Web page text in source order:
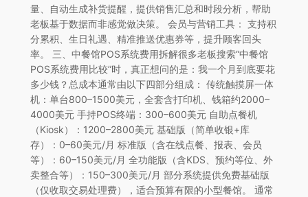
量、自动生成补货提醒，提供销售汇总和时段分析，帮助
老板基于数据而非感觉做决策。 会员与营销工具： 支持积
分累积、生日礼遇、精准推送优惠券等，提升顾客回头
率。 三、中餐馆POS系统费用拆解很多老板搜索“中餐馆
POS系统费用比较”时，真正想问的是：我一个月到底要花
多少钱？总成本通常由以下四部分组成： 传统触摸屏一体
机：单台800–1500美元，全套含打印机、钱箱约2000–
4000美元 手持POS终端：300–600美元 自助点餐机
（Kiosk）：1200–2800美元 基础版（简单收银+库
存）：0–60美元/月 标准版（含在线点餐、报表、会员
等）：60–150美元/月 全功能版（含KDS、预约等位、外
卖整合等）：150–300美元/月 部分系统提供免费基础版
（仅收取交易处理费），适合预算有限的小型餐馆。 通常